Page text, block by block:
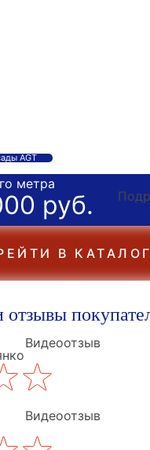
AGT
метра
руб.
В КАТАЛОГ
отзывы
Видеоотзыв
Видеоотзыв